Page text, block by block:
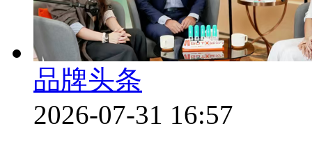
品牌头条
2026-07-31 16:57